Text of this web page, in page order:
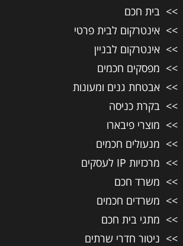
בית חכם
אינטרקום לבית פרטי
אינטרקום לבניין
מפסקים חכמים
אבטחת גנים ומעונות
בקרת כניסה
מוצרי פיבארו
מנעולים חכמים
מרכזיות IP לעסקים
משרד חכם
משרדים חכמים
מתגי בית חכם
ניטור חדרי שרתים